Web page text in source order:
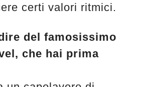
certi valori ritmici.
del famosissimo
che hai prima